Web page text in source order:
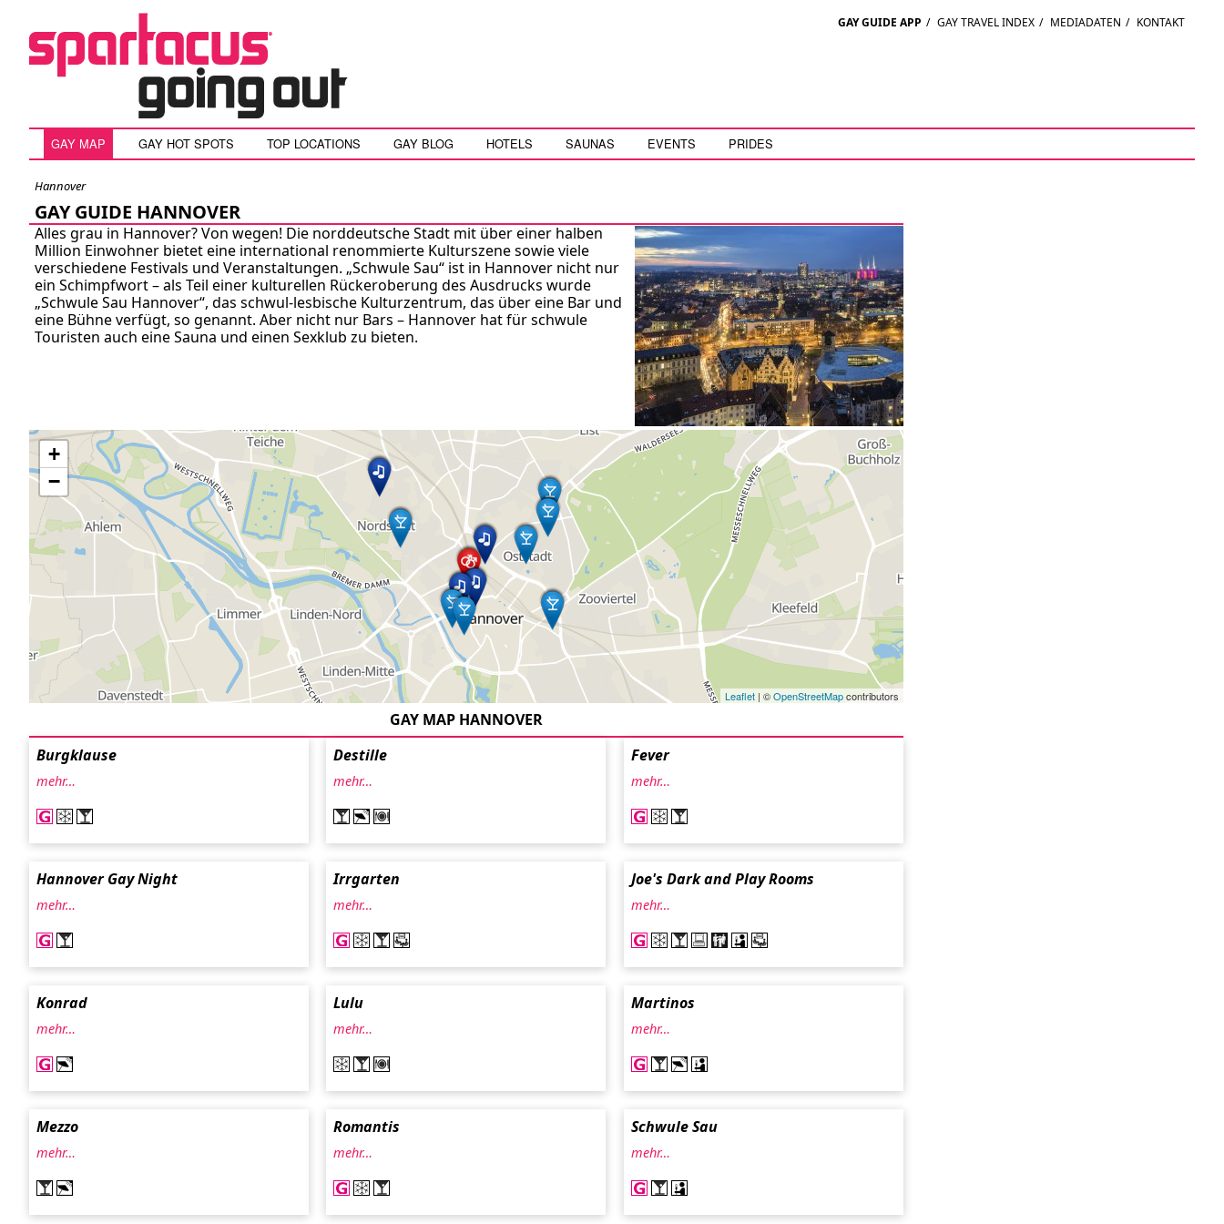
GAY GUIDE APP / GAY TRAVEL INDEX / MEDIADATEN / KONTAKT
GAY MAP GAY HOT SPOTS TOP LOCATIONS GAY BLOG HOTELS SAUNAS EVENTS PRIDES
Hannover
GAY GUIDE HANNOVER
Alles grau in Hannover? Von wegen! Die norddeutsche Stadt mit über einer halben
Million Einwohner bietet eine international renommierte Kulturszene sowie viele
verschiedene Festivals und Veranstaltungen. „Schwule Sau“ ist in Hannover nicht nur
ein Schimpfwort – als Teil einer kulturellen Rückeroberung des Ausdrucks wurde
„Schwule Sau Hannover“, das schwul-lesbische Kulturzentrum, das über eine Bar und
eine Bühne verfügt, so genannt. Aber nicht nur Bars – Hannover hat für schwule
Touristen auch eine Sauna und einen Sexklub zu bieten.
+
−
Leaflet | ©OpenStreetMapcontributors
GAY MAP HANNOVER
Burgklause
mehr…
Destille
mehr…
Fever
mehr…
Hannover Gay Night
mehr…
Irrgarten
mehr…
Joe's Dark and Play Rooms
mehr…
Konrad
mehr…
Lulu
mehr…
Martinos
mehr…
Mezzo
mehr…
Romantis
mehr…
Schwule Sau
mehr…